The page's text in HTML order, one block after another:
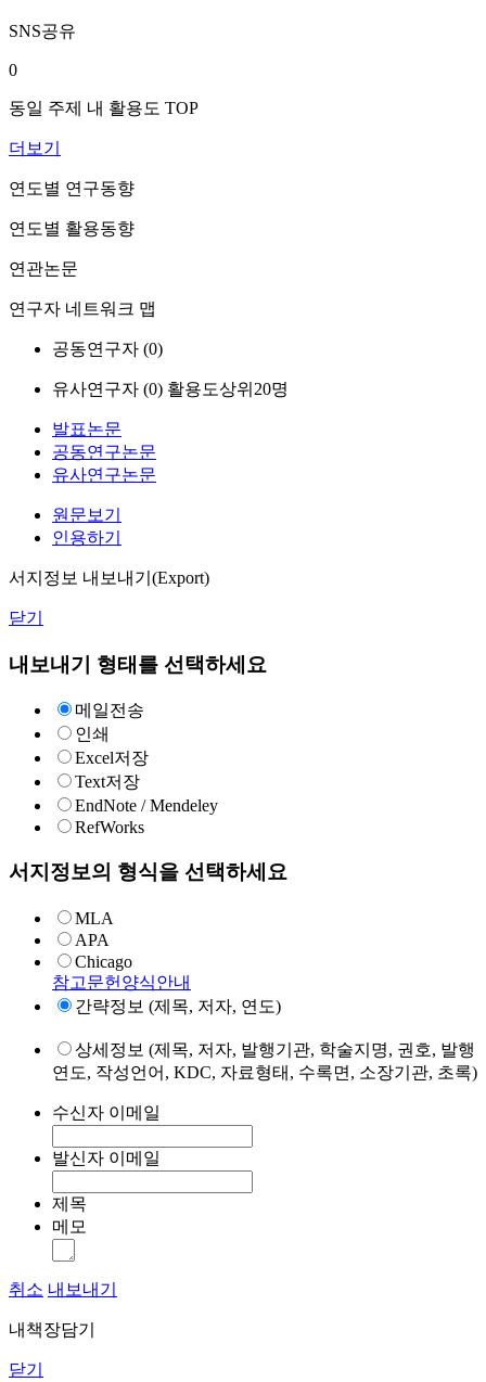
SNS공유
0
동일 주제 내 활용도 TOP
더보기
연도별 연구동향
연도별 활용동향
연관논문
연구자 네트워크 맵
공동연구자 (0)
유사연구자 (0) 활용도상위20명
발표논문
공동연구논문
유사연구논문
원문보기
인용하기
서지정보 내보내기(Export)
닫기
내보내기 형태를 선택하세요
메일전송
인쇄
Excel저장
Text저장
EndNote / Mendeley
RefWorks
서지정보의 형식을 선택하세요
MLA
APA
Chicago
참고문헌양식안내
간략정보 (제목, 저자, 연도)
상세정보 (제목, 저자, 발행기관, 학술지명, 권호, 발행
연도, 작성언어, KDC, 자료형태, 수록면, 소장기관, 초록)
수신자 이메일
발신자 이메일
제목
메모
취소 내보내기
내책장담기
닫기